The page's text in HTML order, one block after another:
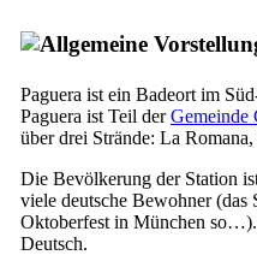
Paguera ist ein Badeort im
Paguera ist Teil derGemeinde
über drei Strände: La Romana,
Die Bevölkerung der Station
viele deutsche Bewohner (das
Oktoberfest in München so…).
Deutsch.